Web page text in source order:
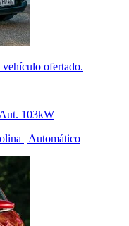
vehículo ofertado.
103kW
| Automático